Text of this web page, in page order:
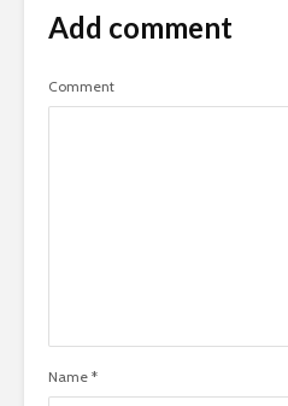
Add comment
Comment
Name *